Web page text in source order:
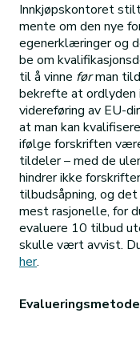
Innkjøpskontoret
mente om den nye
egenerklæringer og
be om
til å vinne førman
bekrefte at
videreføring av EU-
at man kan
ifølge forskriften
tildeler – med de
hindrer ikke
tilbudsåpning, og
mest rasjonelle, for
evaluere 10 tilbud
skulle vært avvist.
her.